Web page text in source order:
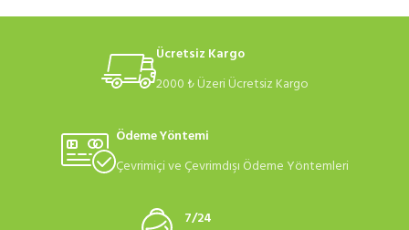
Ücretsiz Kargo
2000 ₺ Üzeri Ücretsiz Kargo
Ödeme Yöntemi
Çevrimiçi ve Çevrimdışı Ödeme Yöntemleri
7/24